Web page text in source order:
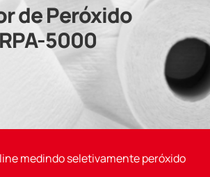
de Peróxido
5000
medindo seletivamente peróxido